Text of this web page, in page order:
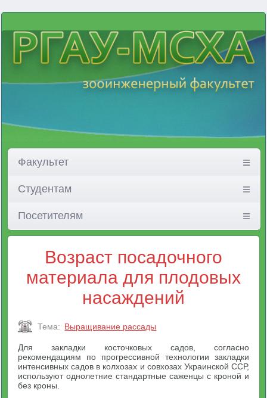
Факультет
Студентам
Посетителям
Возраст посадочного
материала для плодовых
насаждений
Тема: Выращивание рассады
Для закладки косточковых садов, согласно
рекомендациям по прогрессивной технологии закладки
интенсивных садов в колхозах и совхозах Украинской ССР,
используют однолетние стандартные саженцы с кроной и
без кроны.